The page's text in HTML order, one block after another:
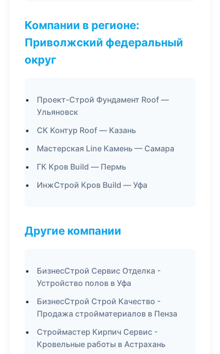
Компании в регионе:
Приволжский федеральный
округ
Проект-Строй Фундамент Roof —
Ульяновск
СК Контур Roof — Казань
Мастерская Line Камень — Самара
ГК Кров Build — Пермь
ИнжСтрой Кров Build — Уфа
Другие компании
БизнесСтрой Сервис Отделка -
Устройство полов в Уфа
БизнесСтрой Строй Качество -
Продажа стройматериалов в Пенза
Строймастер Кирпич Сервис -
Кровельные работы в Астрахань